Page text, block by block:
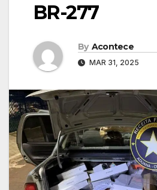
BR-277
By Acontece
MAR 31, 2025